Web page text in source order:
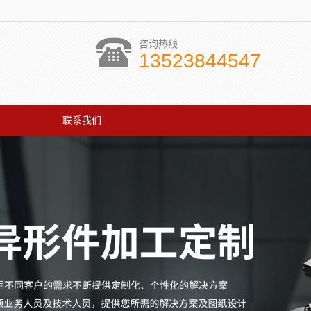
咨询热线
13523844547
联系我们